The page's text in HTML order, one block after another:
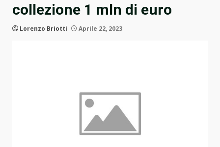
collezione 1 mln di euro
Lorenzo Briotti Aprile 22, 2023